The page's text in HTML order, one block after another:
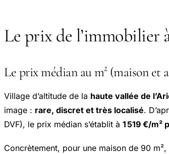
Le prix de l’immobilier
Le prix médian au m² (maison et
Village d’altitude de la haute vallée de
image : rare, discret et très localisé.
DVF), le prix médian s’établit à 1 519 €/m²
Concrètement, pour une maison de 90